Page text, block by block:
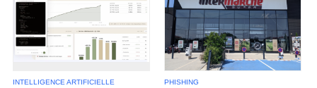
INTELLIGENCE ARTIFICIELLE PHISHING